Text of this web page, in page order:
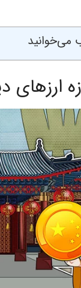
می‌خوانید
ارزهای